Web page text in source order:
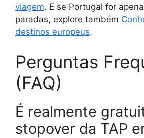
viagem. E se Portugal for
paradas, explore também
destinos europeus.
Perguntas
(FAQ)
É realmente
stopover da TAP